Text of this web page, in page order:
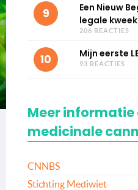
9
Een Nieuw
legale
206 REACTIES
10 Mijn eerste
93 REACTIES
Meer informatie
medicinale
CNNBS
Stichting Mediwiet